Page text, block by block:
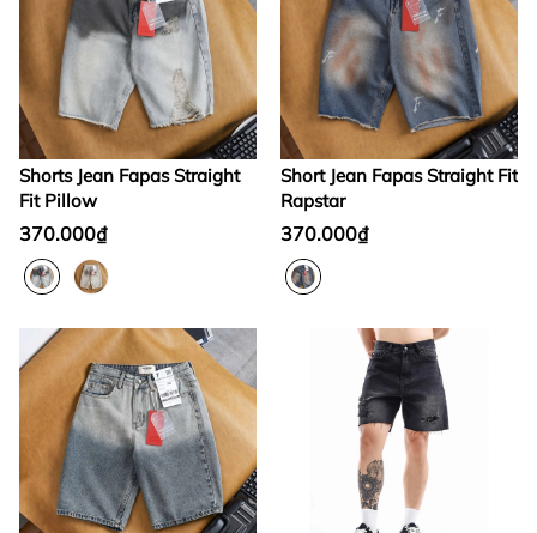
Shorts Jean Fapas Straight
Fit Pillow
370.000₫
Short Jean Fapas Straight Fit
Rapstar
370.000₫